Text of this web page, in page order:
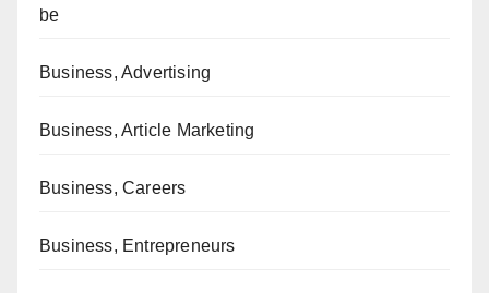
be
Business, Advertising
Business, Article Marketing
Business, Careers
Business, Entrepreneurs